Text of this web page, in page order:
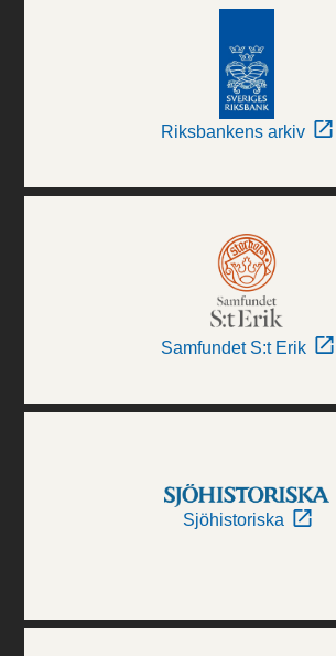
Riksbankens arkiv
Samfundet S:t Erik
Sjöhistoriska